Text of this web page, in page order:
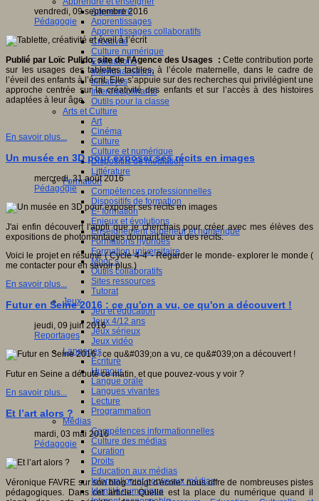
Apprendre
Apprentissages
Apprentissages collaboratifs
Créativité
Culture numérique
Evaluations
Individualisation
Initiatives
Interdisciplinarité
Outils pour la classe
Arts et Culture
Art
Cinéma
Culture
Culture et numérique
Dispositifs de médiation
Littérature
Formation
Compétences professionnelles
Dispositifs de formation
E- formation
Enjeux et évolutions
Enseignement supérieur et numérique
Formations hybrides
Formation universitaire
Mooc’s
Outils collaboratifs
Sites ressources
Tutorat
Jeux
Jeu et éducation
Jeux 4/12 ans
Jeux sérieux
Jeux vidéo
Langages
Ecriture
Humour
Langue orale
Langues vivantes
Lecture
Programmation
Médias
Compétences informationnelles
Culture des médias
Curation
Droits
Education aux médias
Information et nouveaux médias
Identité numérique
vendredi, 09 septembre 2016
Pédagogie
Publié par Loïc Pulido, site de l'Agence des Usages : Cette contribution porte
sur les usages des tablettes tactiles, à l’école maternelle, dans le cadre de
l’éveil des enfants à l’écrit. Elle s’appuie sur des recherches qui privilégient une
approche centrée sur la créativité des enfants et sur l’accès à des histoires
adaptées à leur âge.
En savoir plus...
Un musée en 3D pour exposer ses récits en images
mercredi, 31 août 2016
Pédagogie
J'ai enfin découvert l'appli que je cherchais pour créer avec mes élèves des
expositions de photomontages donnant lieu à des récits.
Voici le projet en résumé ( Cycle 4-4°- Regarder le monde- explorer le monde (
me contacter pour en savoir plus.)
En savoir plus...
Futur en Seine 2016 : ce qu'on a vu, ce qu'on a découvert !
jeudi, 09 juin 2016
Reportages
Futur en Seine a débuté ce matin, et que pouvez-vous y voir ?
En savoir plus...
Et l’art alors ?
mardi, 03 mai 2016
Pédagogie
Véronique FAVRE sur son blog "doigt d'école" nous offre de nombreuses pistes
pédagogiques. Dans cet article: Quelle est la place du numérique quand il